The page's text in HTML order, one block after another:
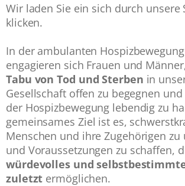
Wir laden Sie ein sich durch unsere
klicken.
In der ambulanten
engagieren sich Frauen und
Tabu von Tod und Sterben in
Gesellschaft offen zu begegnen
der Hospizbewegung lebendig zu
gemeinsames Ziel ist es,
Menschen und ihre Zugehörigen zu
und Voraussetzungen zu schaffen,
würdevolles und
zuletzt ermöglichen.